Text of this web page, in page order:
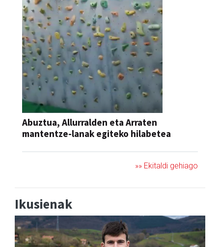
Abuztua, Allurralden eta Arraten
mantentze-lanak egiteko hilabetea
»» Ekitaldi gehiago
Ikusienak